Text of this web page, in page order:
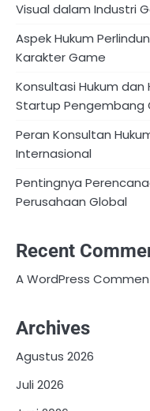
Visual dalam Industri
Aspek Hukum
Karakter Game
Konsultasi Hukum
Startup Pengembang
Peran Konsultan
Internasional
Pentingnya
Perusahaan Global
Recent
A WordPress
Archives
Agustus 2026
Juli 2026